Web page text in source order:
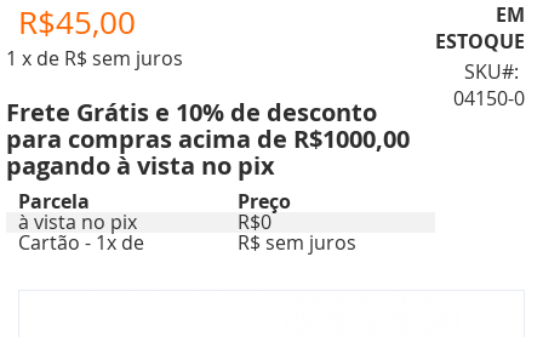
R$45,00
1 x de R$ sem juros
Frete Grátis e 10% de desconto
para compras acima de R$1000,00
pagando à vista no pix
Parcela Preço
à vista no pix R$0
Cartão - 1x de R$ sem juros
EM
ESTOQUE
SKU
04150-0